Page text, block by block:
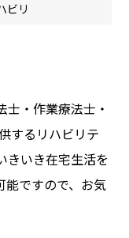
ビリ
・作業療法士・
するリハビリテ
きいき在宅生活を
能ですので、お気